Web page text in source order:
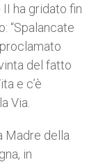
ha gridato fin
“Spalancate
del fatto
e c’è
Via.
Madre della
in